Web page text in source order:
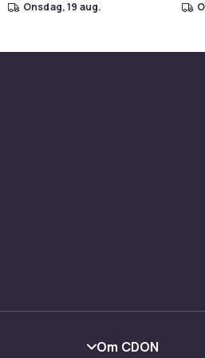
onsdag, 19 aug.
Om CDON